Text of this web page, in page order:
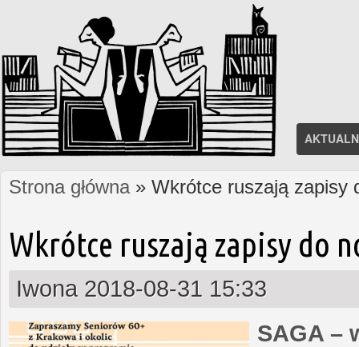
Jesteś tutaj
Strona główna» Wkrótce ruszają zapisy
Wkrótce ruszają zapisy do
Iwona 2018-08-31 15:33
SAGA –